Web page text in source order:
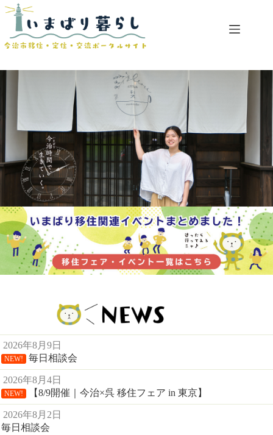
コ
ン
へ
プ
2026年8月9日
NEW! 毎日相談会
2026年8月4日
NEW! 【8/9開催｜今治×呉 移住フェア in 東京】
2026年8月2日
毎日相談会